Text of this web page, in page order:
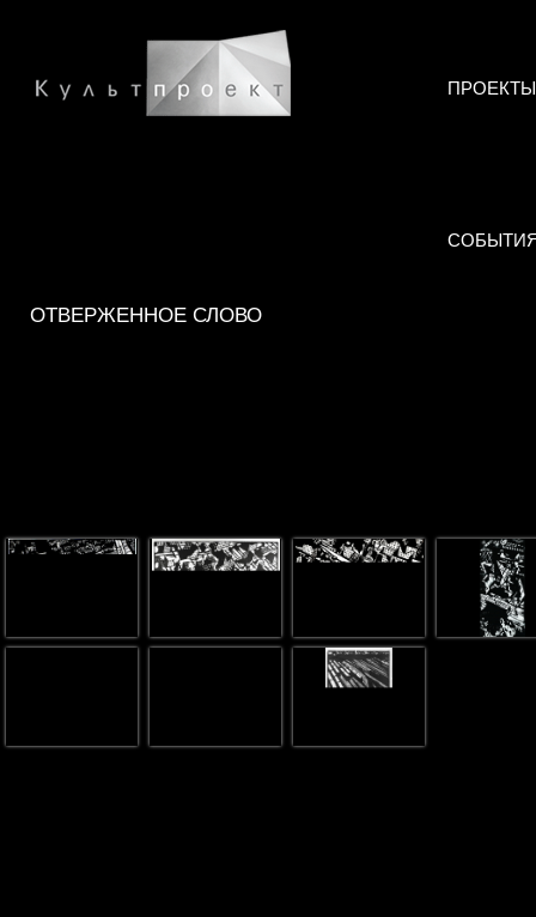
ПРОЕКТЫ
ОТВЕРЖЕННОЕ СЛОВО